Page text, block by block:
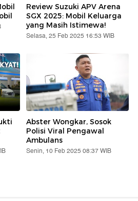
Review Suzuki APV Arena
SGX 2025: Mobil Keluarga
yang Masih Istimewa!
Selasa, 25 Feb 2025 16:53 WIB
Abster Wongkar, Sosok
Polisi Viral Pengawal
Ambulans
Senin, 10 Feb 2025 08:37 WIB